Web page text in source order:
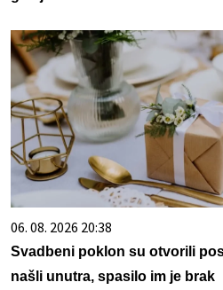
06. 08. 2026 20:38
Svadbeni poklon su otvorili
našli unutra, spasilo im je brak